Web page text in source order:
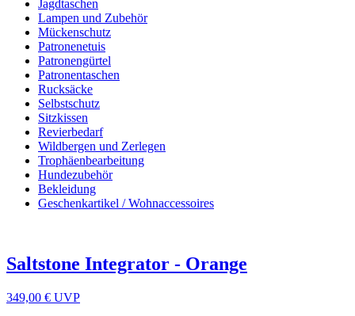
Jagdtaschen
Lampen und Zubehör
Mückenschutz
Patronenetuis
Patronengürtel
Patronentaschen
Rucksäcke
Selbstschutz
Sitzkissen
Revierbedarf
Wildbergen und Zerlegen
Trophäenbearbeitung
Hundezubehör
Bekleidung
Geschenkartikel / Wohnaccessoires
Saltstone Integrator - Orange
349,00 € UVP